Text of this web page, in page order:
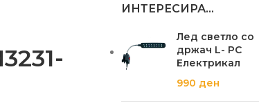
ИНТЕРЕСИРА…
Лед светло со
држач L- РС
Електрикал
990 ден